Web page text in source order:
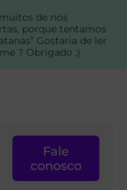
de nós
porque tentamos
Gostaria de ler
? Obrigado :)
Fale
conosco